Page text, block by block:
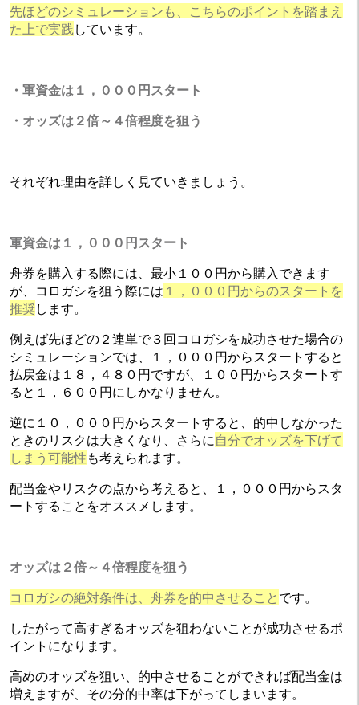
先ほどのシミュレーションも、こちらのポイントを踏まえ
た上で実践 しています。
・軍資金は１，０００円スタート
・オッズは２倍～４倍程度を狙う
それぞれ理由を詳しく見ていきましょう。
軍資金は１，０００円スタート
舟券を購入する際には、最小１００円から購入できます
が、コロガシを狙う際には １，０００円からのスタートを
推奨します。
例えば先ほどの２連単で３回コロガシを成功させた場合の
シミュレーションでは、１，０００円からスタートすると
払戻金は１８，４８０円ですが、１００円からスタートす
ると１，６００円にしかなりません。
逆に１０，０００円からスタートすると、的中しなかった
ときのリスクは大きくなり、さらに 自分でオッズを下げて
しまう可能性 も考えられます。
配当金やリスクの点から考えると、１，０００円からスタ
ートすることをオススメします。
オッズは２倍～４倍程度を狙う
コロガシの絶対条件は、舟券を的中させること です。
したがって高すぎるオッズを狙わないことが成功させるポ
イントになります。
高めのオッズを狙い、的中させることができれば配当金は
増えますが、その分的中率は下がってしまいます。